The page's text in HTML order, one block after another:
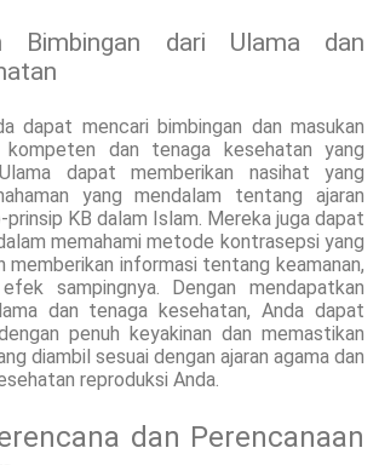
Bimbingan dari Ulama dan
dapat mencari bimbingan dan masukan
dan tenaga kesehatan yang
dapat memberikan nasihat yang
yang mendalam tentang ajaran
prinsip KB dalam Islam. Mereka juga dapat
memahami metode kontrasepsi yang
memberikan informasi tentang keamanan,
sampingnya. Dengan mendapatkan
dan tenaga kesehatan, Anda dapat
penuh keyakinan dan memastikan
diambil sesuai dengan ajaran agama dan
reproduksi Anda.
dan Perencanaan